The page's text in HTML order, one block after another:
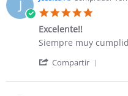
2026
May
2026
J
Excelente!!
Review
Jessica
on
review
Excelente!!
Siempre muy
Compartir